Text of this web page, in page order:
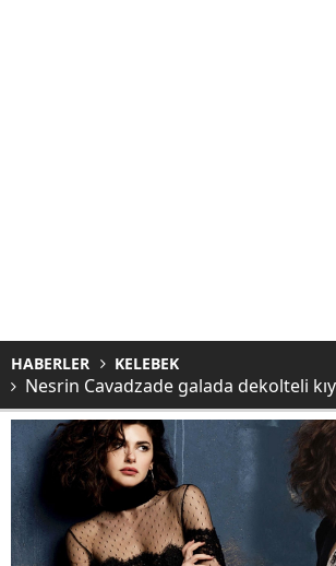
HABERLER KELEBEK
Nesrin Cavadzade galada dekolteli